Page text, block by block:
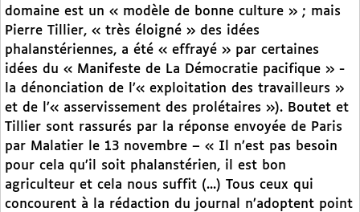
domaine est un « modèle de bonne culture » ; mais
Pierre Tillier, « très éloigné » des idées
phalanstériennes, a été « effrayé » par certaines
idées du « Manifeste de La Démocratie pacifique » -
la dénonciation de l’« exploitation des travailleurs »
et de l’« asservissement des prolétaires »). Boutet et
Tillier sont rassurés par la réponse envoyée de Paris
par Malatier le 13 novembre – « Il n’est pas besoin
pour cela qu’il soit phalanstérien, il est bon
agriculteur et cela nous suffit (...) Tous ceux qui
concourent à la rédaction du journal n’adoptent point